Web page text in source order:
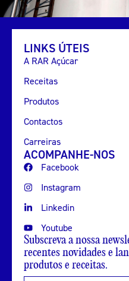
LINKS ÚTEIS
A RAR Açúcar
Receitas
Produtos
Contactos
Carreiras
ACOMPANHE-NOS
Facebook
Instagram
Linkedin
Youtube
Subscreva a nossa
recentes novidades e
produtos e receitas.